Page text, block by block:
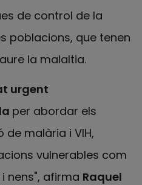
de control de la
poblacions, que tenen
la malaltia.
urgent
per abordar els
malària i VIH,
vulnerables com
nens", afirma Raquel